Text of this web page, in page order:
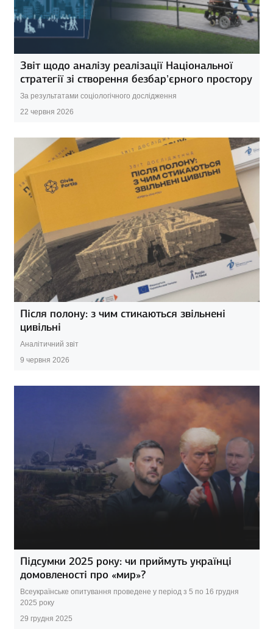
Звіт щодо аналізу реалізації Національної
стратегії зі створення безбар’єрного простору
За результатами соціологічного дослідження
22 червня 2026
Після полону: з чим стикаються звільнені
цивільні
Аналітичний звіт
9 червня 2026
Підсумки 2025 року: чи приймуть українці
домовленості про «мир»?
Всеукраїнське опитування проведене у період з 5 по 16 грудня
2025 року
29 грудня 2025